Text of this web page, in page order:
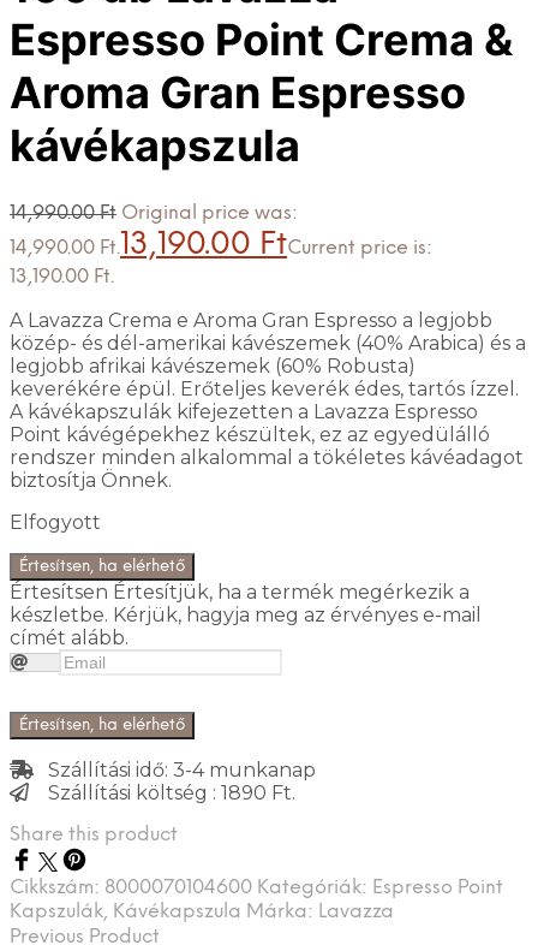
Espresso Point Crema &
Aroma Gran Espresso
kávékapszula
14,990.00Ft Original price was:
14,990.00 Ft.13,190.00 FtCurrent price is:
13,190.00 Ft.
A Lavazza Crema e Aroma Gran Espresso a legjobb
közép- és dél-amerikai kávészemek (40% Arabica) és a
legjobb afrikai kávészemek (60% Robusta)
keverékére épül. Erőteljes keverék édes, tartós ízzel.
A kávékapszulák kifejezetten a Lavazza Espresso
Point kávégépekhez készültek, ez az egyedülálló
rendszer minden alkalommal a tökéletes kávéadagot
biztosítja Önnek.
Elfogyott
Értesítsen, ha elérhető
Értesítsen Értesítjük, ha a termék megérkezik a
készletbe. Kérjük, hagyja meg az érvényes e-mail
címét alább.
Értesítsen, ha elérhető
Szállítási idő: 3-4 munkanap
Szállítási költség : 1890 Ft.
Share this product
Cikkszám: 8000070104600 Kategóriák: Espresso Point
Kapszulák, Kávékapszula Márka: Lavazza
Previous Product